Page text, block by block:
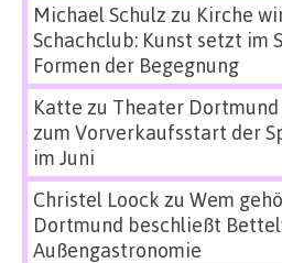
Michael Schulz zu Kirche
Schachclub: Kunst setzt im
Formen der Begegnung
Katte zu Theater
zum Vorverkaufsstart der
im Juni
Christel Loock zu Wem
Dortmund beschließt
Außengastronomie